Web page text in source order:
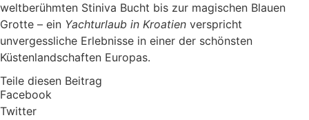
weltberühmten Stiniva Bucht bis zur magischen Blauen
Grotte – ein Yachturlaub in Kroatien verspricht
unvergessliche Erlebnisse in einer der schönsten
Küstenlandschaften Europas.
Teile diesen Beitrag
Facebook
Twitter